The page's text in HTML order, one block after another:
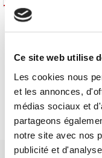
Ce site web utilise
Les cookies nous
et les annonces,
médias sociaux et
partageons
notre site avec nos
publicité et